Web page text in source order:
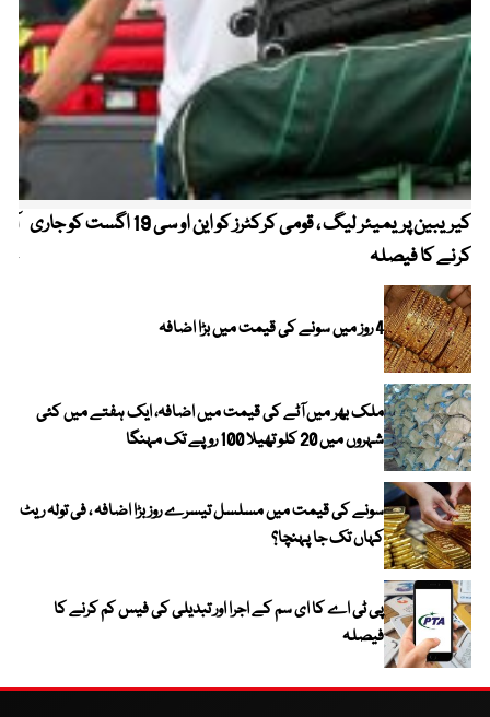
کیریبین پریمیئر لیگ ، قومی کرکٹرز کو این او سی 19 اگست کو جاری
کرنے کا فیصلہ
4 روز میں سونے کی قیمت میں بڑا اضافہ
ملک بھر میں آٹے کی قیمت میں اضافہ، ایک ہفتے میں کئی
شہروں میں 20 کلو تھیلا 100 روپے تک مہنگا
سونے کی قیمت میں مسلسل تیسرے روز بڑا اضافہ ، فی تولہ ریٹ
کہاں تک جا پہنچا؟
پی ٹی اے کا ای سم کے اجرا اور تبدیلی کی فیس کم کرنے کا
فیصلہ